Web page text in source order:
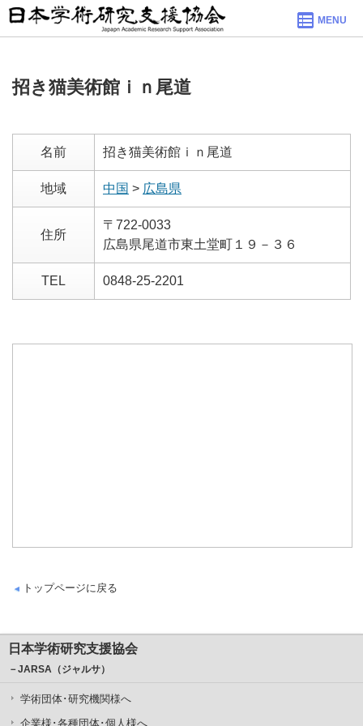
MENU
招き猫美術館ｉｎ尾道
名前 招き猫美術館ｉｎ尾道
地域 中国 > 広島県
住所
〒722-0033
広島県尾道市東土堂町１９－３６
TEL 0848-25-2201
トップページに戻る
日本学術研究支援協会
－JARSA（ジャルサ）
学術団体･研究機関様へ
企業様･各種団体･個人様へ